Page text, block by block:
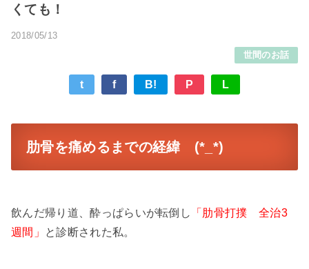
くても！
2018/05/13
世間のお話
t f B! P L
肋骨を痛めるまでの経緯 (*_*)
飲んだ帰り道、酔っぱらいが転倒し 「肋骨打撲全治3
週間」
と診断された私。